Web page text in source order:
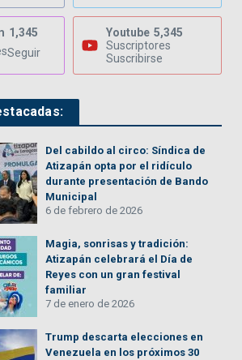
1,345
Seguir
Youtube 5,345
Suscriptores
Suscribirse
Del cabildo al circo: Síndica de
Atizapán opta por el ridículo
durante presentación de Bando
Municipal
6 de febrero de 2026
Magia, sonrisas y tradición:
Atizapán celebrará el Día de
Reyes con un gran festival
familiar
7 de enero de 2026
Trump descarta elecciones en
Venezuela en los próximos 30